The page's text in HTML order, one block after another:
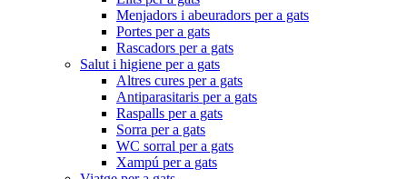
Menjadors i abeuradors per a gats
Portes per a gats
Rascadors per a gats
Salut i higiene per a gats
Altres cures per a gats
Antiparasitaris per a gats
Raspalls per a gats
Sorra per a gats
WC sorral per a gats
Xampú per a gats